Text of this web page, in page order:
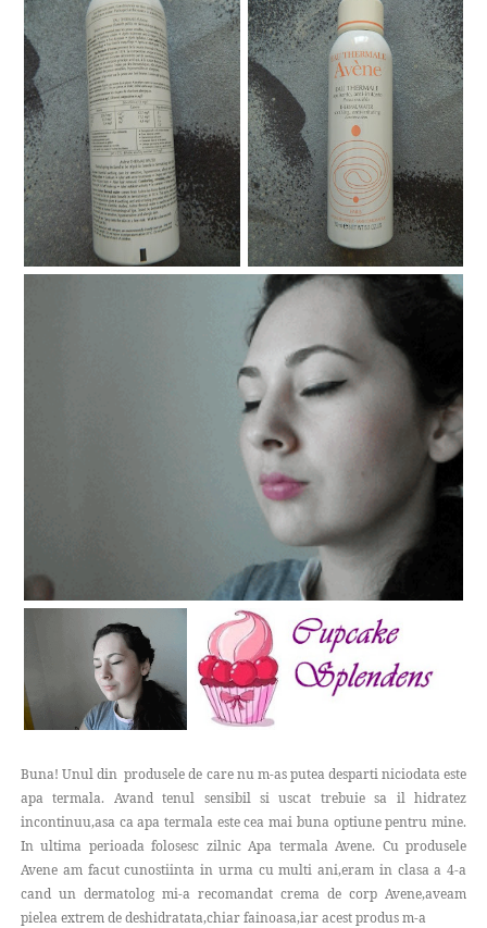
Buna! Unul din produsele de care nu m-as putea desparti niciodata este
apa termala. Avand tenul sensibil si uscat trebuie sa il hidratez
incontinuu,asa ca apa termala este cea mai buna optiune pentru mine.
In ultima perioada folosesc zilnic Apa termala Avene. Cu produsele
Avene am facut cunostiinta in urma cu multi ani,eram in clasa a 4-a
cand un dermatolog mi-a recomandat crema de corp Avene,aveam
pielea extrem de deshidratata,chiar fainoasa,iar acest produs m-a